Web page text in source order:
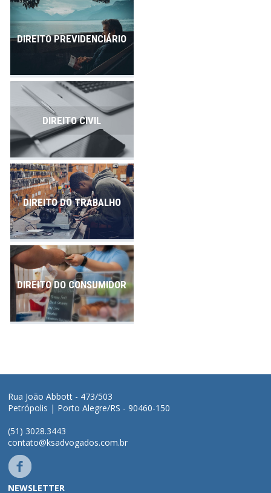
Contato
DIREITO PREVIDENCIÁRIO
DIREITO CIVIL
DIREITO DO TRABALHO
DIREITO DO CONSUMIDOR
Rua João Abbott - 473/503
Petrópolis | Porto Alegre/RS - 90460-150
(51) 3028.3443
contato@ksadvogados.com.br
NEWSLETTER